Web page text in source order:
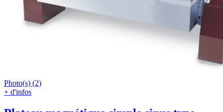
Photo(s) (2)
+ d'infos